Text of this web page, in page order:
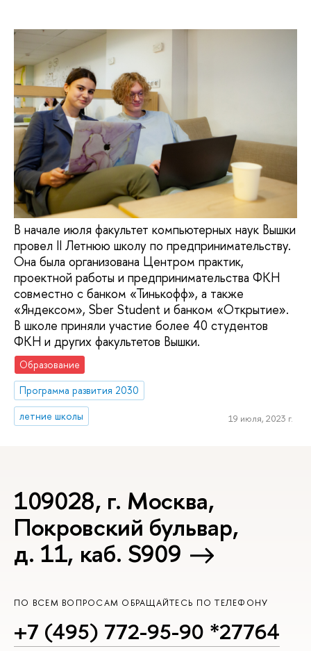
В начале июля факультет компьютерных наук Вышки
провел II Летнюю школу по предпринимательству.
Она была организована Центром практик,
проектной работы и предпринимательства ФКН
совместно с банком «Тинькофф», а также
«Яндексом», Sber Student и банком «Открытие».
В школе приняли участие более 40 студентов
ФКН и других факультетов Вышки.
Образование
Программа развития 2030
летние школы
19 июля, 2023 г.
109028, г. Москва,
Покровский бульвар,
д. 11, каб. S909
ПО ВСЕМ ВОПРОСАМ ОБРАЩАЙТЕСЬ ПО ТЕЛЕФОНУ
+7 (495) 772-95-90 *27764